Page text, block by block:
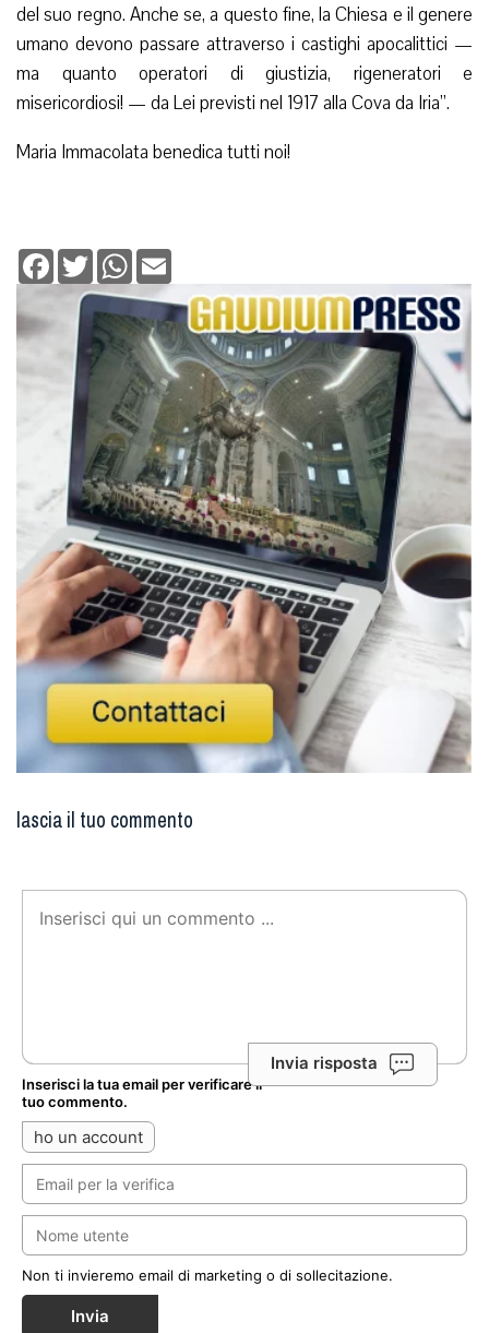
del suo regno. Anche se, a questo fine, la Chiesa e il genere
umano devono passare attraverso i castighi apocalittici —
ma quanto operatori di giustizia, rigeneratori e
misericordiosi! — da Lei previsti nel 1917 alla Cova da Iria”.
Maria Immacolata benedica tutti noi!
Facebook
TwitterWhatsApp
lascia il tuo commento
Invia risposta
Inserisci la tua email per verificare il
tuo commento.
ho un account
Non ti invieremo email di marketing o di sollecitazione.
Invia